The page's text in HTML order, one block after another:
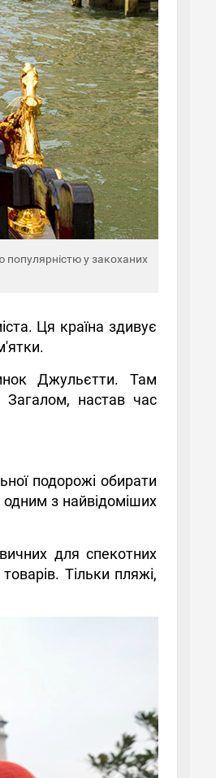
у закоханих
Ця країна здивує
Джульєтти. Там
Загалом, настав час
подорожі обирати
з найвідоміших
для спекотних
Тільки пляжі,